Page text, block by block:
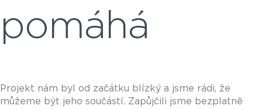
pomáhá
Projekt nám byl od začátku blízký a jsme rádi, že
můžeme být jeho součástí. Zapůjčili jsme bezplatně